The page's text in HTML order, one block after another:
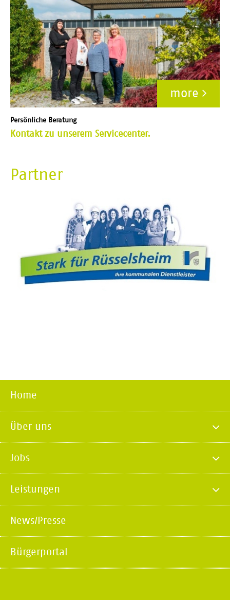
more
Persönliche Beratung
Kontakt zu unserem Servicecenter.
Partner
Home
Über uns
Jobs
Leistungen
News/Presse
Bürgerportal